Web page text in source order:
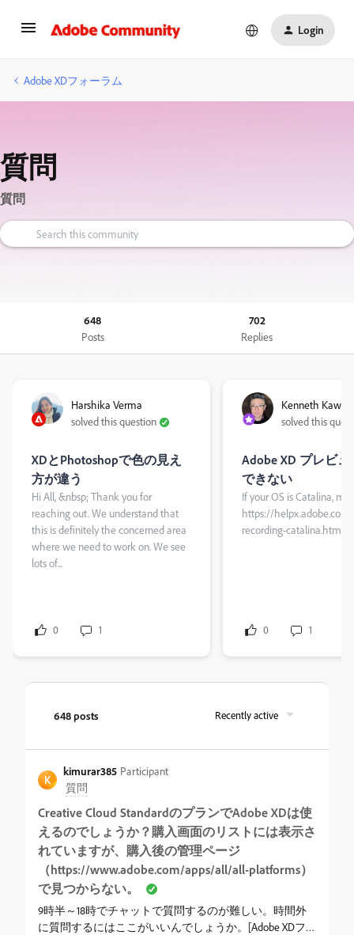
Login
Adobe XDフォーラム
質問
質問
648
Posts
702
Replies
Harshika Verma
solved this question
XDとPhotoshopで色の見え
方が違う
Hi All, &nbsp; Thank you for
reaching out. We understand that
this is definitely the concerned area
where we need to work on. We see
lots of...
0 1
Kenneth
solved this
Adobe XD プレビ
できない
If your OS is Catalina,
https://
recording-catalina.html
0 1
648 posts Recently active
K
kimurar385 Participant
質問
Creative Cloud StandardのプランでAdobe XDは使
えるのでしょうか？購入画面のリストには表示さ
れていますが、購入後の管理ページ
（https://www.adobe.com/apps/all/all-platforms）
で見つからない。
9時半～18時でチャットで質問するのが難しい。時間外
に質問するにはここがいいんでしょうか。[Adobe XDフ